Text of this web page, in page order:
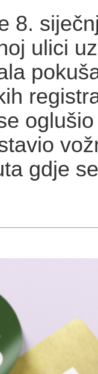
8.
ulici
gdje